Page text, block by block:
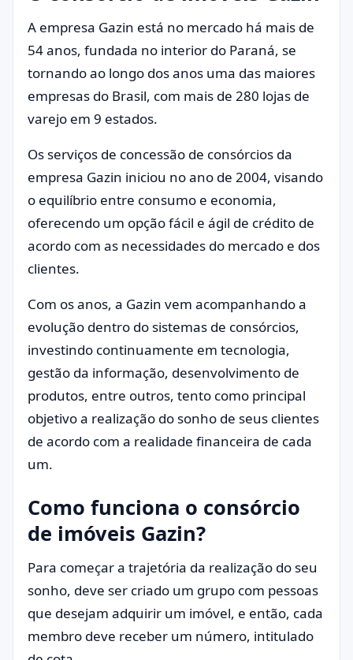
A empresa Gazin está no mercado há mais de
54 anos, fundada no interior do Paraná, se
tornando ao longo dos anos uma das maiores
empresas do Brasil, com mais de 280 lojas de
varejo em 9 estados.
Os serviços de concessão de consórcios da
empresa Gazin iniciou no ano de 2004, visando
o equilíbrio entre consumo e economia,
oferecendo um opção fácil e ágil de crédito de
acordo com as necessidades do mercado e dos
clientes.
Com os anos, a Gazin vem acompanhando a
evolução dentro do sistemas de consórcios,
investindo continuamente em tecnologia,
gestão da informação, desenvolvimento de
produtos, entre outros, tento como principal
objetivo a realização do sonho de seus clientes
de acordo com a realidade financeira de cada
um.
Como funciona o consórcio
de imóveis Gazin?
Para começar a trajetória da realização do seu
sonho, deve ser criado um grupo com pessoas
que desejam adquirir um imóvel, e então, cada
membro deve receber um número, intitulado